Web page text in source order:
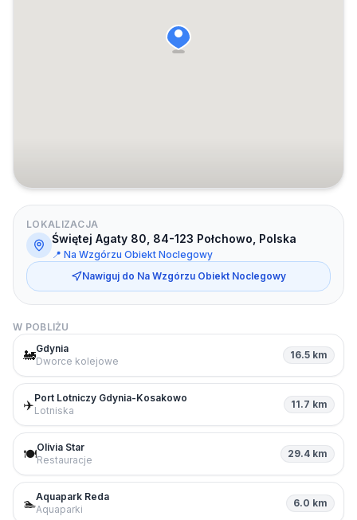
LOKALIZACJA
Świętej Agaty 80, 84-123 Połchowo, Polska
📍 Na Wzgórzu Obiekt Noclegowy
Nawiguj do Na Wzgórzu Obiekt Noclegowy
W POBLIŻU
🚂Gdynia
Dworce kolejowe
16.5 km
✈️Port Lotniczy Gdynia-Kosakowo
Lotniska
11.7 km
🍽️Olivia Star
Restauracje
29.4 km
🏊Aquapark Reda
Aquaparki
6.0 km